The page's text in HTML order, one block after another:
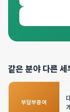
같은 분야 다른 세
부담부증여